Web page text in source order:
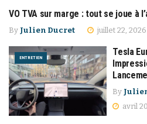
VO TVA sur marge : tout se joue à
By Julien Ducret juillet 22, 2026
ENTRETIEN
Tesla
By
avril